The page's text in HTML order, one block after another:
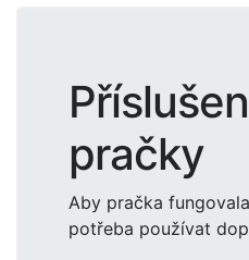
pračky
Aby pračka
potřeba používat